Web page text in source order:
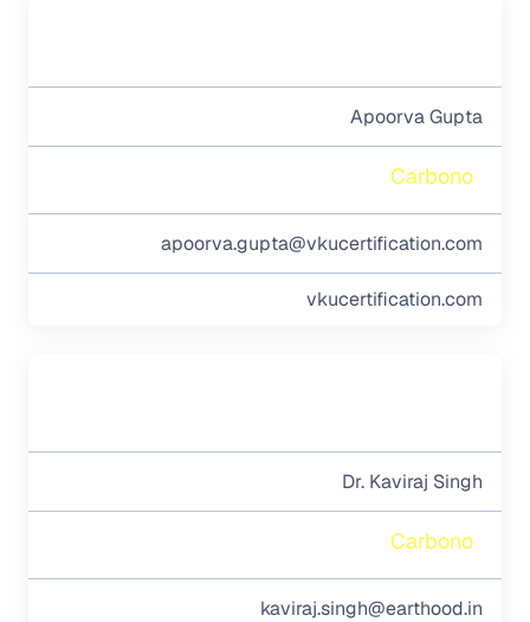
Apoorva Gupta
Carbono
apoorva.gupta@vkucertification.com
vkucertification.com
Dr. Kaviraj Singh
Carbono
kaviraj.singh@earthood.in